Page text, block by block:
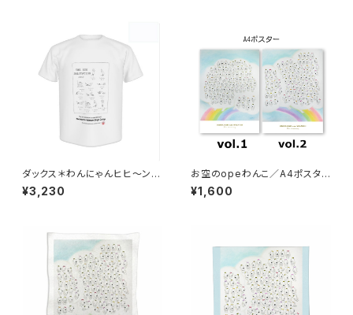
ダックス＊わんにゃんヒヒ～ンの
太陽礼拝／Tシャツ（Japanfit）
¥3,230
お空のopeわんこ／A4ポスタ
ー
¥1,600